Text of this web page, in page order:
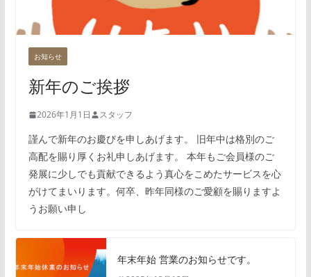
お知らせ
新年のご挨拶
2026年1月1日 スタッフ
謹んで新年のお慶びを申しあげます。 旧年中は格別のご
高配を賜り厚くお礼申しあげます。 本年もご会員様のご
発展に少しでも貢献できるよう真心をこめたサービスを心
がけてまいります。何卒、昨年同様のご愛顧を賜りますよ
うお願い申し
年末年始 営業のお知らせです。